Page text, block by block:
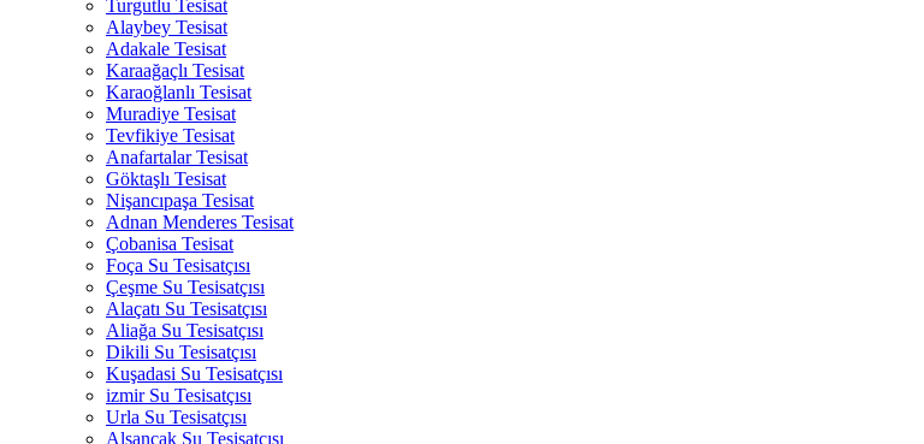
Turgutlu Tesisat
Alaybey Tesisat
Adakale Tesisat
Karaağaçlı Tesisat
Karaoğlanlı Tesisat
Muradiye Tesisat
Tevfikiye Tesisat
Anafartalar Tesisat
Göktaşlı Tesisat
Nişancıpaşa Tesisat
Adnan Menderes Tesisat
Çobanisa Tesisat
Foça Su Tesisatçısı
Çeşme Su Tesisatçısı
Alaçatı Su Tesisatçısı
Aliağa Su Tesisatçısı
Dikili Su Tesisatçısı
Kuşadasi Su Tesisatçısı
izmir Su Tesisatçısı
Urla Su Tesisatçısı
Alsançak Su Tesisatçısı